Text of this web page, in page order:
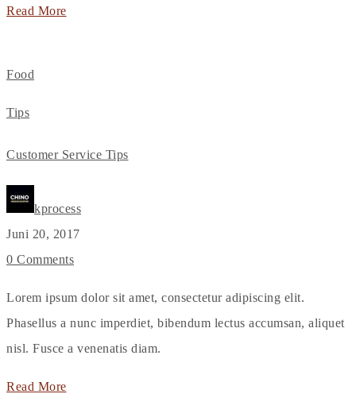
Read More
Food
Tips
Customer Service Tips
kprocess
Juni 20, 2017
0 Comments
Lorem ipsum dolor sit amet, consectetur adipiscing elit.
Phasellus a nunc imperdiet, bibendum lectus accumsan, aliquet
nisl. Fusce a venenatis diam.
Read More